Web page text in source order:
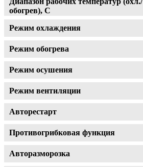
обогрев), C
Режим охлаждения
Режим обогрева
Режим осушения
Режим вентиляции
Авторестарт
Противогрибковая функция
Авторазморозка